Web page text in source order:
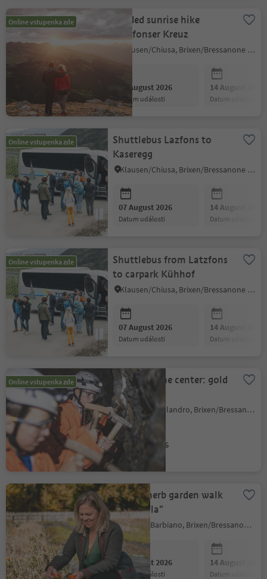
Online vstupenka zde
Guided sunrise hike
Latzfonser Kreuz
Klausen/Chiusa, Brixen/Bressanone and environs
07 August 2026
datum události
14 August 2026
datum události
Online vstupenka zde
Shuttlebus Lazfons to
Kaseregg
Klausen/Chiusa, Brixen/Bressanone and environs
07 August 2026
datum události
14 August 2026
datum události
Online vstupenka zde
Shuttlebus from Latzfons
to carpark Kühhof
Klausen/Chiusa, Brixen/Bressanone and environs
07 August 2026
datum události
14 August 2026
datum události
Online vstupenka zde
Family at the center: gold
panning
Villanders/Villandro, Brixen/Bressanone and environs
07 August 2026
Guided herb garden walk
at "Kreitla"
Barbian/Barbiano, Brixen/Bressanone and environs
07 August 2026
datum události
14 August 2026
datum události